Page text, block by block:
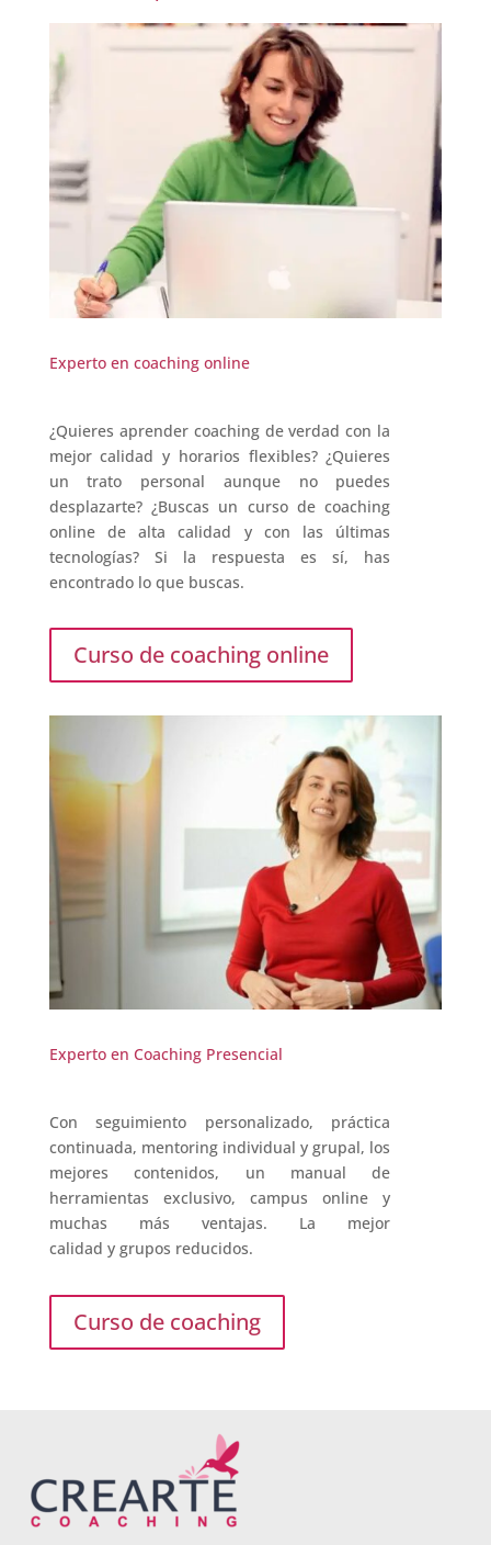
Experto en coaching online
¿Quieres aprender coaching de verdad con la
mejor calidad y horarios flexibles? ¿Quieres
un trato personal aunque no puedes
desplazarte? ¿Buscas un curso de coaching
online de alta calidad y con las últimas
tecnologías? Si la respuesta es sí, has
encontrado lo que buscas.
Curso de coaching online
Experto en Coaching Presencial
Con seguimiento personalizado, práctica
continuada, mentoring individual y grupal, los
mejores contenidos, un manual de
herramientas exclusivo, campus online y
muchas más ventajas. La mejor
calidad y grupos reducidos.
Curso de coaching